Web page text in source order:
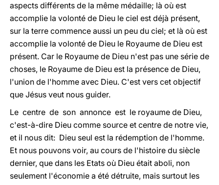
aspects différents de la même médaille; là où est
accomplie la volonté de Dieu le ciel est déjà présent,
sur la terre commence aussi un peu du ciel; et là où est
accomplie la volonté de Dieu le Royaume de Dieu est
présent. Car le Royaume de Dieu n'est pas une série de
choses, le Royaume de Dieu est la présence de Dieu,
l'union de l'homme avec Dieu. C'est vers cet objectif
que Jésus veut nous guider.
Le centre de son annonce est le royaume de Dieu,
c'est-à-dire Dieu comme source et centre de notre vie,
et il nous dit: Dieu seul est la rédemption de l'homme.
Et nous pouvons voir, au cours de l'histoire du siècle
dernier, que dans les Etats où Dieu était aboli, non
seulement l'économie a été détruite, mais surtout les